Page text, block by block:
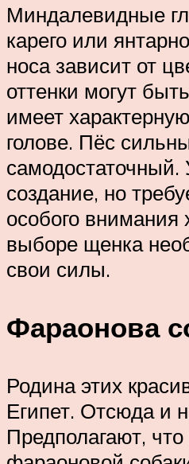
Миндалевидные
карего или
носа зависит от
оттенки могут
имеет
голове. Пёс
создание, но
особого внимания
выборе щенка
свои силы.
Фараонова
Родина этих
Египет. Отсюда и
Предполагают,